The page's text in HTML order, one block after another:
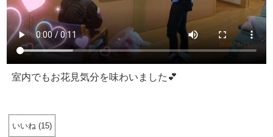
室内でもお花見気分を味わいました💕
いいね (15)